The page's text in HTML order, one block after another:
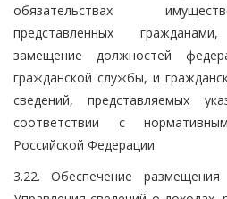
обязательствах
представленных
замещение должностей
гражданской службы, и
сведений, представляемых
соответствии с
Российской Федерации.
3.22. Обеспечение